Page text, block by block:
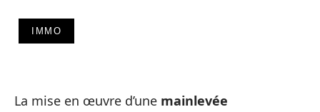
IMMO
La mise en œuvre d’une mainlevée